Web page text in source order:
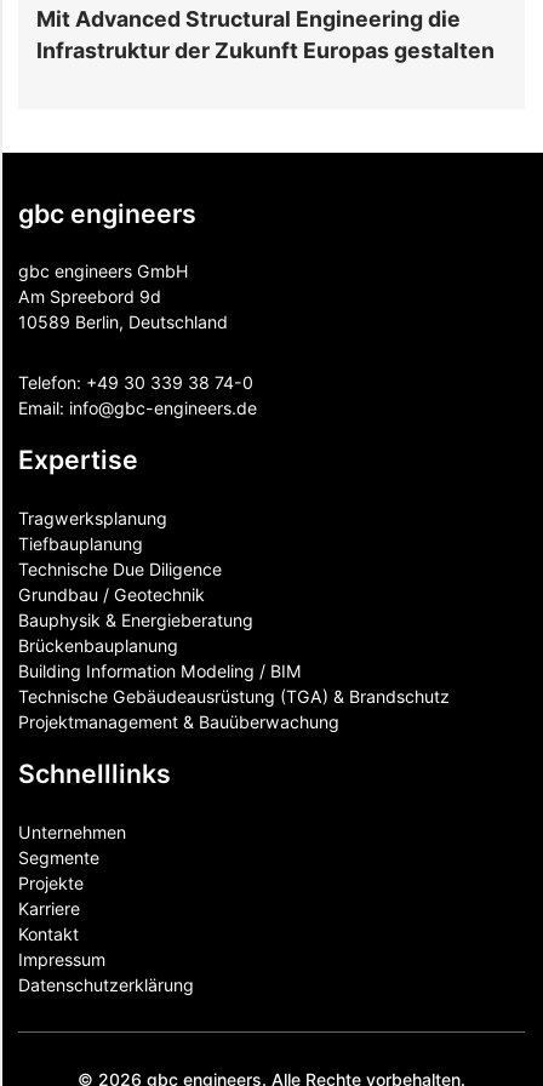
Mit Advanced Structural Engineering die
Infrastruktur der Zukunft Europas gestalten
gbc engineers
gbc engineers GmbH
Am Spreebord 9d
10589 Berlin, Deutschland
Telefon: +49 30 339 38 74-0
Email: info@gbc-engineers.de
Expertise
Tragwerksplanung
Tiefbauplanung
Technische Due Diligence
Grundbau / Geotechnik
Bauphysik & Energieberatung
Brückenbauplanung
Building Information Modeling / BIM
Technische Gebäudeausrüstung (TGA) & Brandschutz
Projektmanagement & Bauüberwachung
Schnelllinks
Unternehmen
Segmente
Projekte
Karriere
Kontakt
Impressum
Datenschutzerklärung
© 2026 gbc engineers. Alle Rechte vorbehalten.